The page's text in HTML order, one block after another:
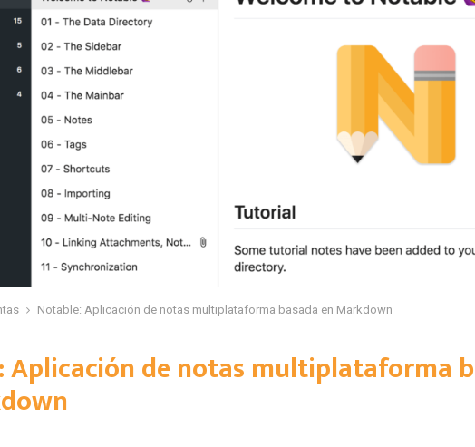
Notable: Aplicación de notas multiplataforma basada en Markdown
Aplicación de notas multiplataforma